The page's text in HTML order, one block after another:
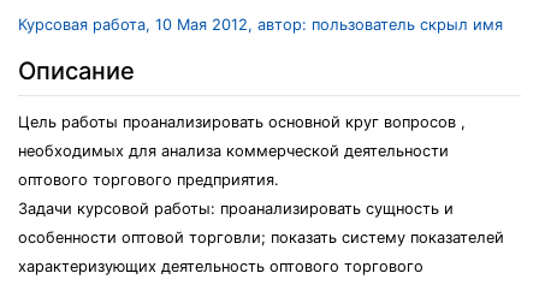
Курсовая работа, 10 Мая 2012, автор: пользователь скрыл имя
Описание
Цель работы проанализировать основной круг вопросов ,
необходимых для анализа коммерческой деятельности
оптового торгового предприятия.
Задачи курсовой работы: проанализировать сущность и
особенности оптовой торговли; показать систему показателей
характеризующих деятельность оптового торгового